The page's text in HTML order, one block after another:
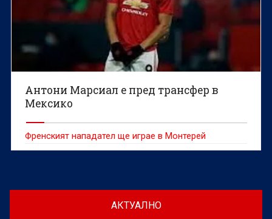
Антони Марсиал е пред трансфер в
Мексико
Френският нападател ще играе в Монтерей
АКТУАЛНО